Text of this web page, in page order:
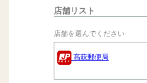
店舗リスト
店舗を選んでください
高萩郵便局